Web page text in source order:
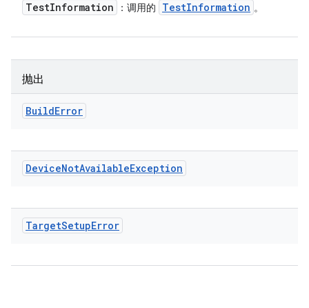
TestInformation ：调用的 TestInformation 。
抛出
BuildError
DeviceNotAvailableException
TargetSetupError